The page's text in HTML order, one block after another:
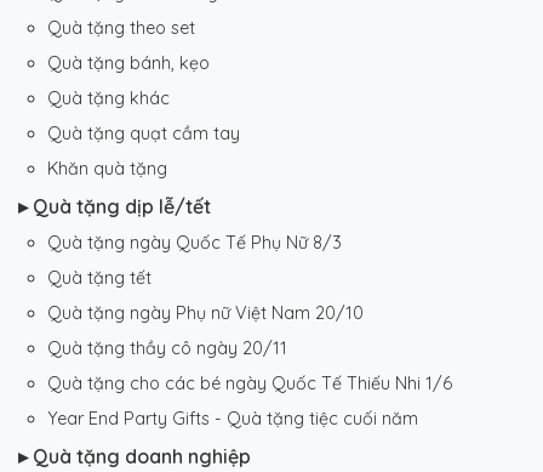
Quà tặng theo set
Quà tặng bánh, kẹo
Quà tặng khác
Quà tặng quạt cầm tay
Khăn quà tặng
▸ Quà tặng dịp lễ/tết
Quà tặng ngày Quốc Tế Phụ Nữ 8/3
Quà tặng tết
Quà tặng ngày Phụ nữ Việt Nam 20/10
Quà tặng thầy cô ngày 20/11
Quà tặng cho các bé ngày Quốc Tế Thiếu Nhi 1/6
Year End Party Gifts - Quà tặng tiệc cuối năm
▸ Quà tặng doanh nghiệp